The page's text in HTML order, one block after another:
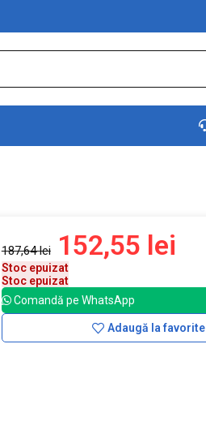
187,64lei 152,55 lei
Stoc epuizat
Stoc epuizat
Comandă pe WhatsApp
Adaugă la favorite